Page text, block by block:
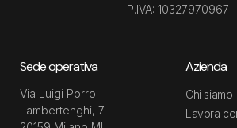
P.IVA: 10327970967
Sede operativa
Via Luigi Porro
Lambertenghi, 7
Azienda
Chi siamo
Lavora